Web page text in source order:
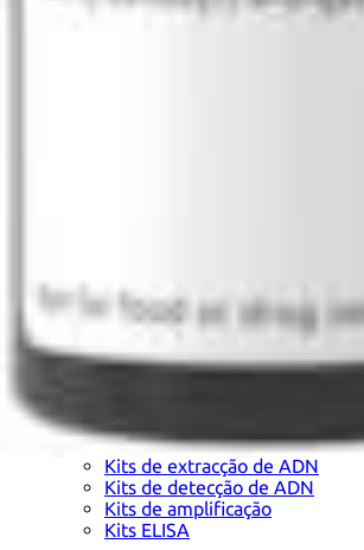
Kits de extracção de ADN
Kits de detecção de ADN
Kits de amplificação
Kits ELISA